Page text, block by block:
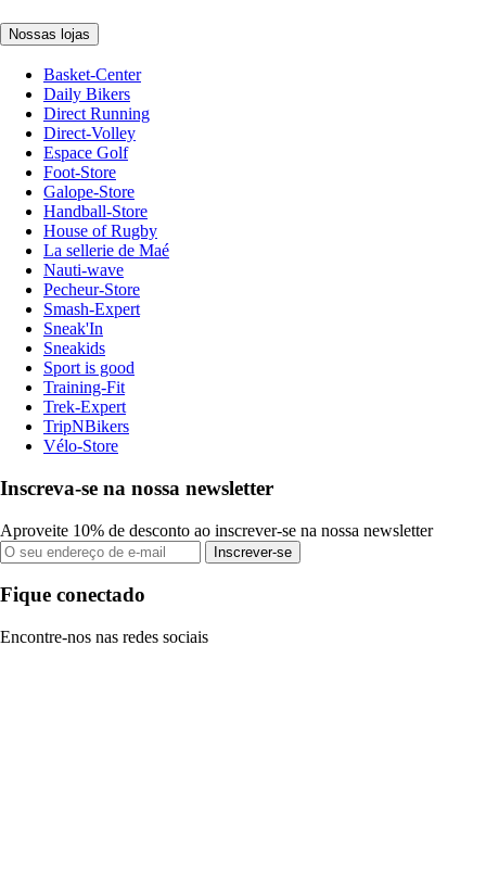
Nossas lojas
Basket-Center
Daily Bikers
Direct Running
Direct-Volley
Espace Golf
Foot-Store
Galope-Store
Handball-Store
House of Rugby
La sellerie de Maé
Nauti-wave
Pecheur-Store
Smash-Expert
Sneak'In
Sneakids
Sport is good
Training-Fit
Trek-Expert
TripNBikers
Vélo-Store
Inscreva-se na nossa newsletter
Aproveite 10% de desconto ao inscrever-se na nossa newsletter
Inscrever-se
Fique conectado
Encontre-nos nas redes sociais